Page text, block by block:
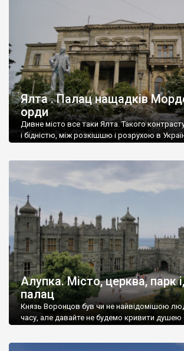
Ялта . Палац нащадків
орди
Дивне місто все таки Ялта. Такого
і бідністю, між розкішшю і розрухою в
Алупка. Місто, церква, парк
палац
Князь Воронцов був чи не найвідомішою
часу, але давайте не будемо кривити душею